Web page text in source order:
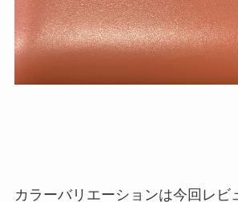
カラーバリエーションは今回レビ